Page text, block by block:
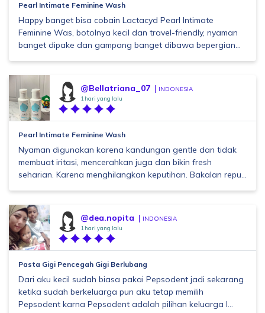
Pearl Intimate Feminine Wash
Happy banget bisa cobain Lactacyd Pearl Intimate
Feminine Was, botolnya kecil dan travel-friendly, nyaman
banget dipake dan gampang banget dibawa bepergian...
@Bellatriana_07 INDONESIA
1 hari yang lalu
Pearl Intimate Feminine Wash
Nyaman digunakan karena kandungan gentle dan tidak
membuat iritasi, mencerahkan juga dan bikin fresh
seharian. Karena menghilangkan keputihan. Bakalan repu...
@dea.nopita INDONESIA
1 hari yang lalu
Pasta Gigi Pencegah Gigi Berlubang
Dari aku kecil sudah biasa pakai Pepsodent jadi sekarang
ketika sudah berkeluarga pun aku tetap memilih
Pepsodent karna Pepsodent adalah pilihan keluarga I...